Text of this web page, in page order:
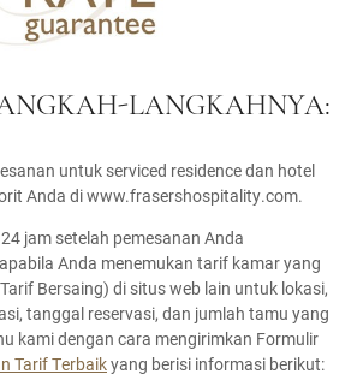
LANGKAHNYA:
untuk serviced residence dan hotel
Anda di www.frasershospitality.com.
jam setelah pemesanan Anda
Anda menemukan tarif kamar yang
Bersaing) di situs web lain untuk lokasi,
tanggal reservasi, dan jumlah tamu yang
kami dengan cara mengirimkan Formulir
Tarif Terbaikyang berisi informasi berikut: